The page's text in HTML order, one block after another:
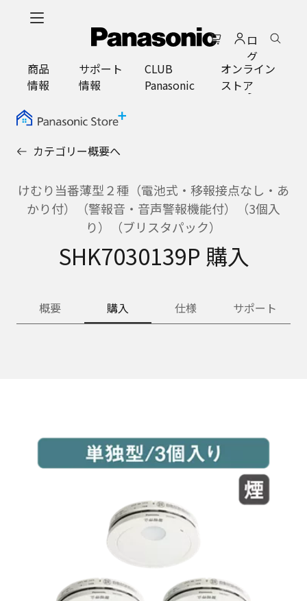
ロ
グ
イ
ン
商品
情報
サポート
情報
CLUB
Panasonic
オンライン
ストア
カテゴリー概要へ
けむり当番薄型２種（電池式・移報接点なし・あ
かり付）（警報音・音声警報機能付）（3個入
り）（ブリスタパック）
SHK7030139P 購入
概要 購入 仕様 サポート